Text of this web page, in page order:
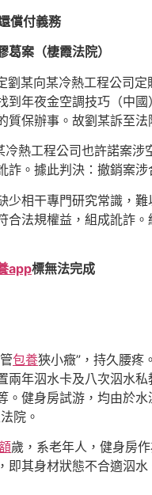
償付義務
案（棲霞法院）
某向某冷熱工程公司定
年夜金空調技巧（中
保辦事。故劉某訴至法
熱工程公司也許諾案
詐。據此判決：撤銷案涉
相干專門研究常識，
法規權益，組成訛詐
app標無法完成
包養狹小癥”，持久腰疼
年泅水卡及八次泅水
健身房試游，均由於
院。
歲，系老年人，健身房
其身材狀態不合適泅